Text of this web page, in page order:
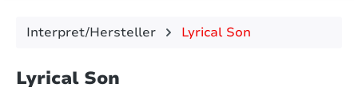
Interpret/Hersteller Lyrical Son
Lyrical Son